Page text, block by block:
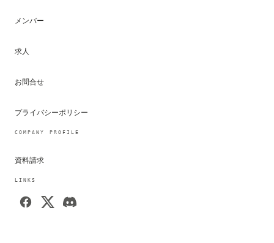
メンバー
求人
お問合せ
プライバシーポリシー
COMPANY PROFILE
資料請求
LINKS